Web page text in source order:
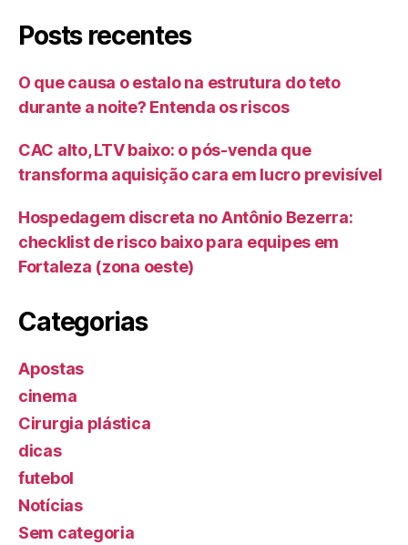
Posts recentes
O que causa o estalo na estrutura do teto
durante a noite? Entenda os riscos
CAC alto, LTV baixo: o pós-venda que
transforma aquisição cara em lucro previsível
Hospedagem discreta no Antônio Bezerra:
checklist de risco baixo para equipes em
Fortaleza (zona oeste)
Categorias
Apostas
cinema
Cirurgia plástica
dicas
futebol
Notícias
Sem categoria